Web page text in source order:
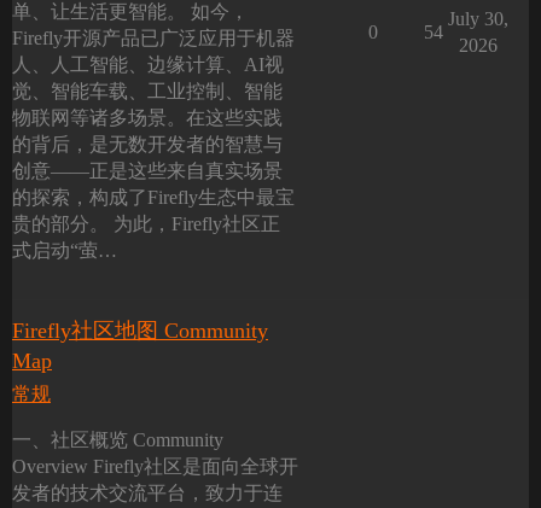
单、让生活更智能。 如今，
Firefly开源产品已广泛应用于机器
人、人工智能、边缘计算、AI视
觉、智能车载、工业控制、智能
物联网等诸多场景。在这些实践
的背后，是无数开发者的智慧与
创意——正是这些来自真实场景
的探索，构成了Firefly生态中最宝
贵的部分。 为此，Firefly社区正
式启动“萤…
0 54
July 30,
2026
Firefly社区地图 Community
Map
常规
一、社区概览 Community
Overview Firefly社区是面向全球开
发者的技术交流平台，致力于连